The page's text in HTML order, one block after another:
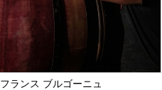
フランス ブルゴーニュ